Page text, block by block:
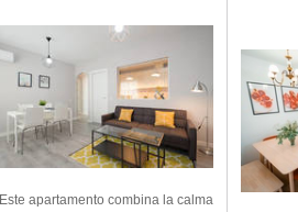
Este apartamento combina la calma